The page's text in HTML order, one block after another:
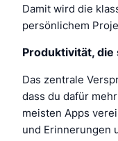
Damit wird die
persönlichem
Produktivität, die
Das zentrale
dass du dafür
meisten Apps
und Erinnerungen